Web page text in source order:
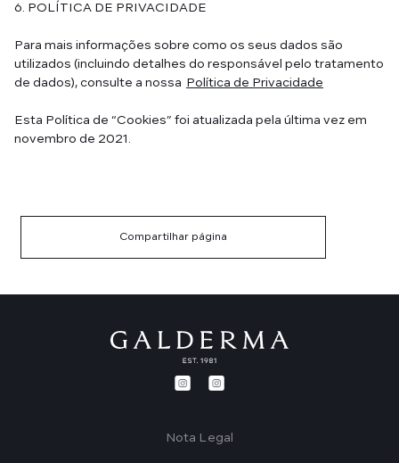
6. POLÍTICA DE PRIVACIDADE
Para mais informações sobre como os seus dados são
utilizados (incluindo detalhes do responsável pelo tratamento
de dados), consulte a nossa Política de Privacidade
Esta Política de “Cookies” foi atualizada pela última vez em
novembro de 2021.
Compartilhar página
Nota Legal